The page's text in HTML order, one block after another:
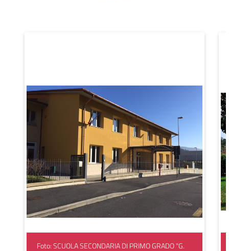
Foto: SCUOLA SECONDARIA DI PRIMO GRADO "G.